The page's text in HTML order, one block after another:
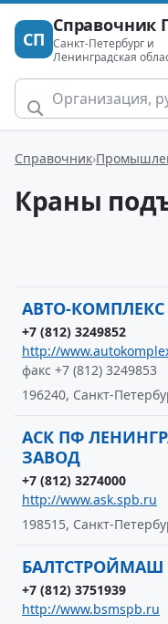
СП
Справочник
Санкт-Петербург и
Ленинградская
Справочник
Краны
АВТО-КОМПЛЕКС
+7 (812) 3249852
http://
факс +7 (812) 3249853
196240, Санкт-
АСК ПФ
ЗАВОД
+7 (812) 3274000
http://www.ask.spb.ru
198515, Санкт-
БАЛТСТРОЙМАШ
+7 (812) 3751939
http://www.bsmspb.ru